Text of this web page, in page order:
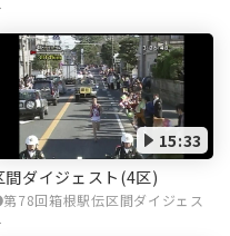
15:33
間ダイジェスト(4区)
第78回箱根駅伝区間ダイジェス